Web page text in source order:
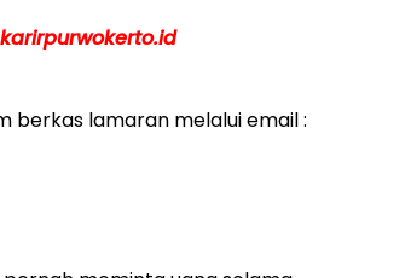
karirpurwokerto.id
berkas lamaran melalui email :